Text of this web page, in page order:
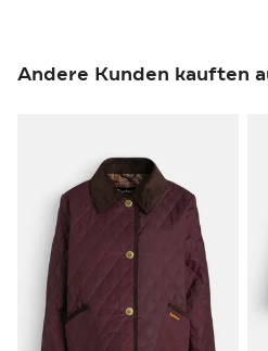
Andere Kunden kauften